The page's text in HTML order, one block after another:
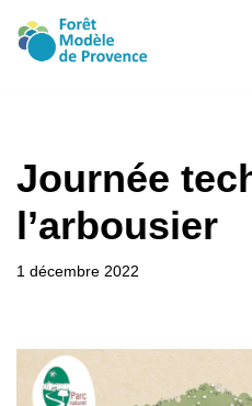
Aller
Journée
1 décembre 2022